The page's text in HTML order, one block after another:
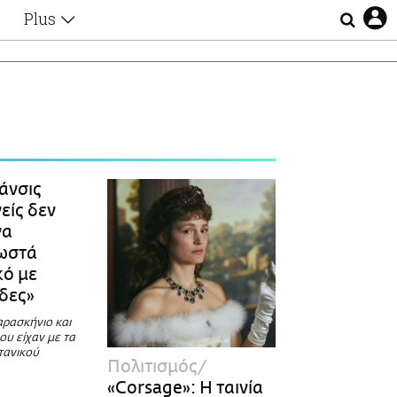
Plus
Οι Αθηναίοι
Απώλειες
Επιλογές
δεν
με
και
είχαν με τα
Πολιτισμός
«Corsage»: Η ταινία